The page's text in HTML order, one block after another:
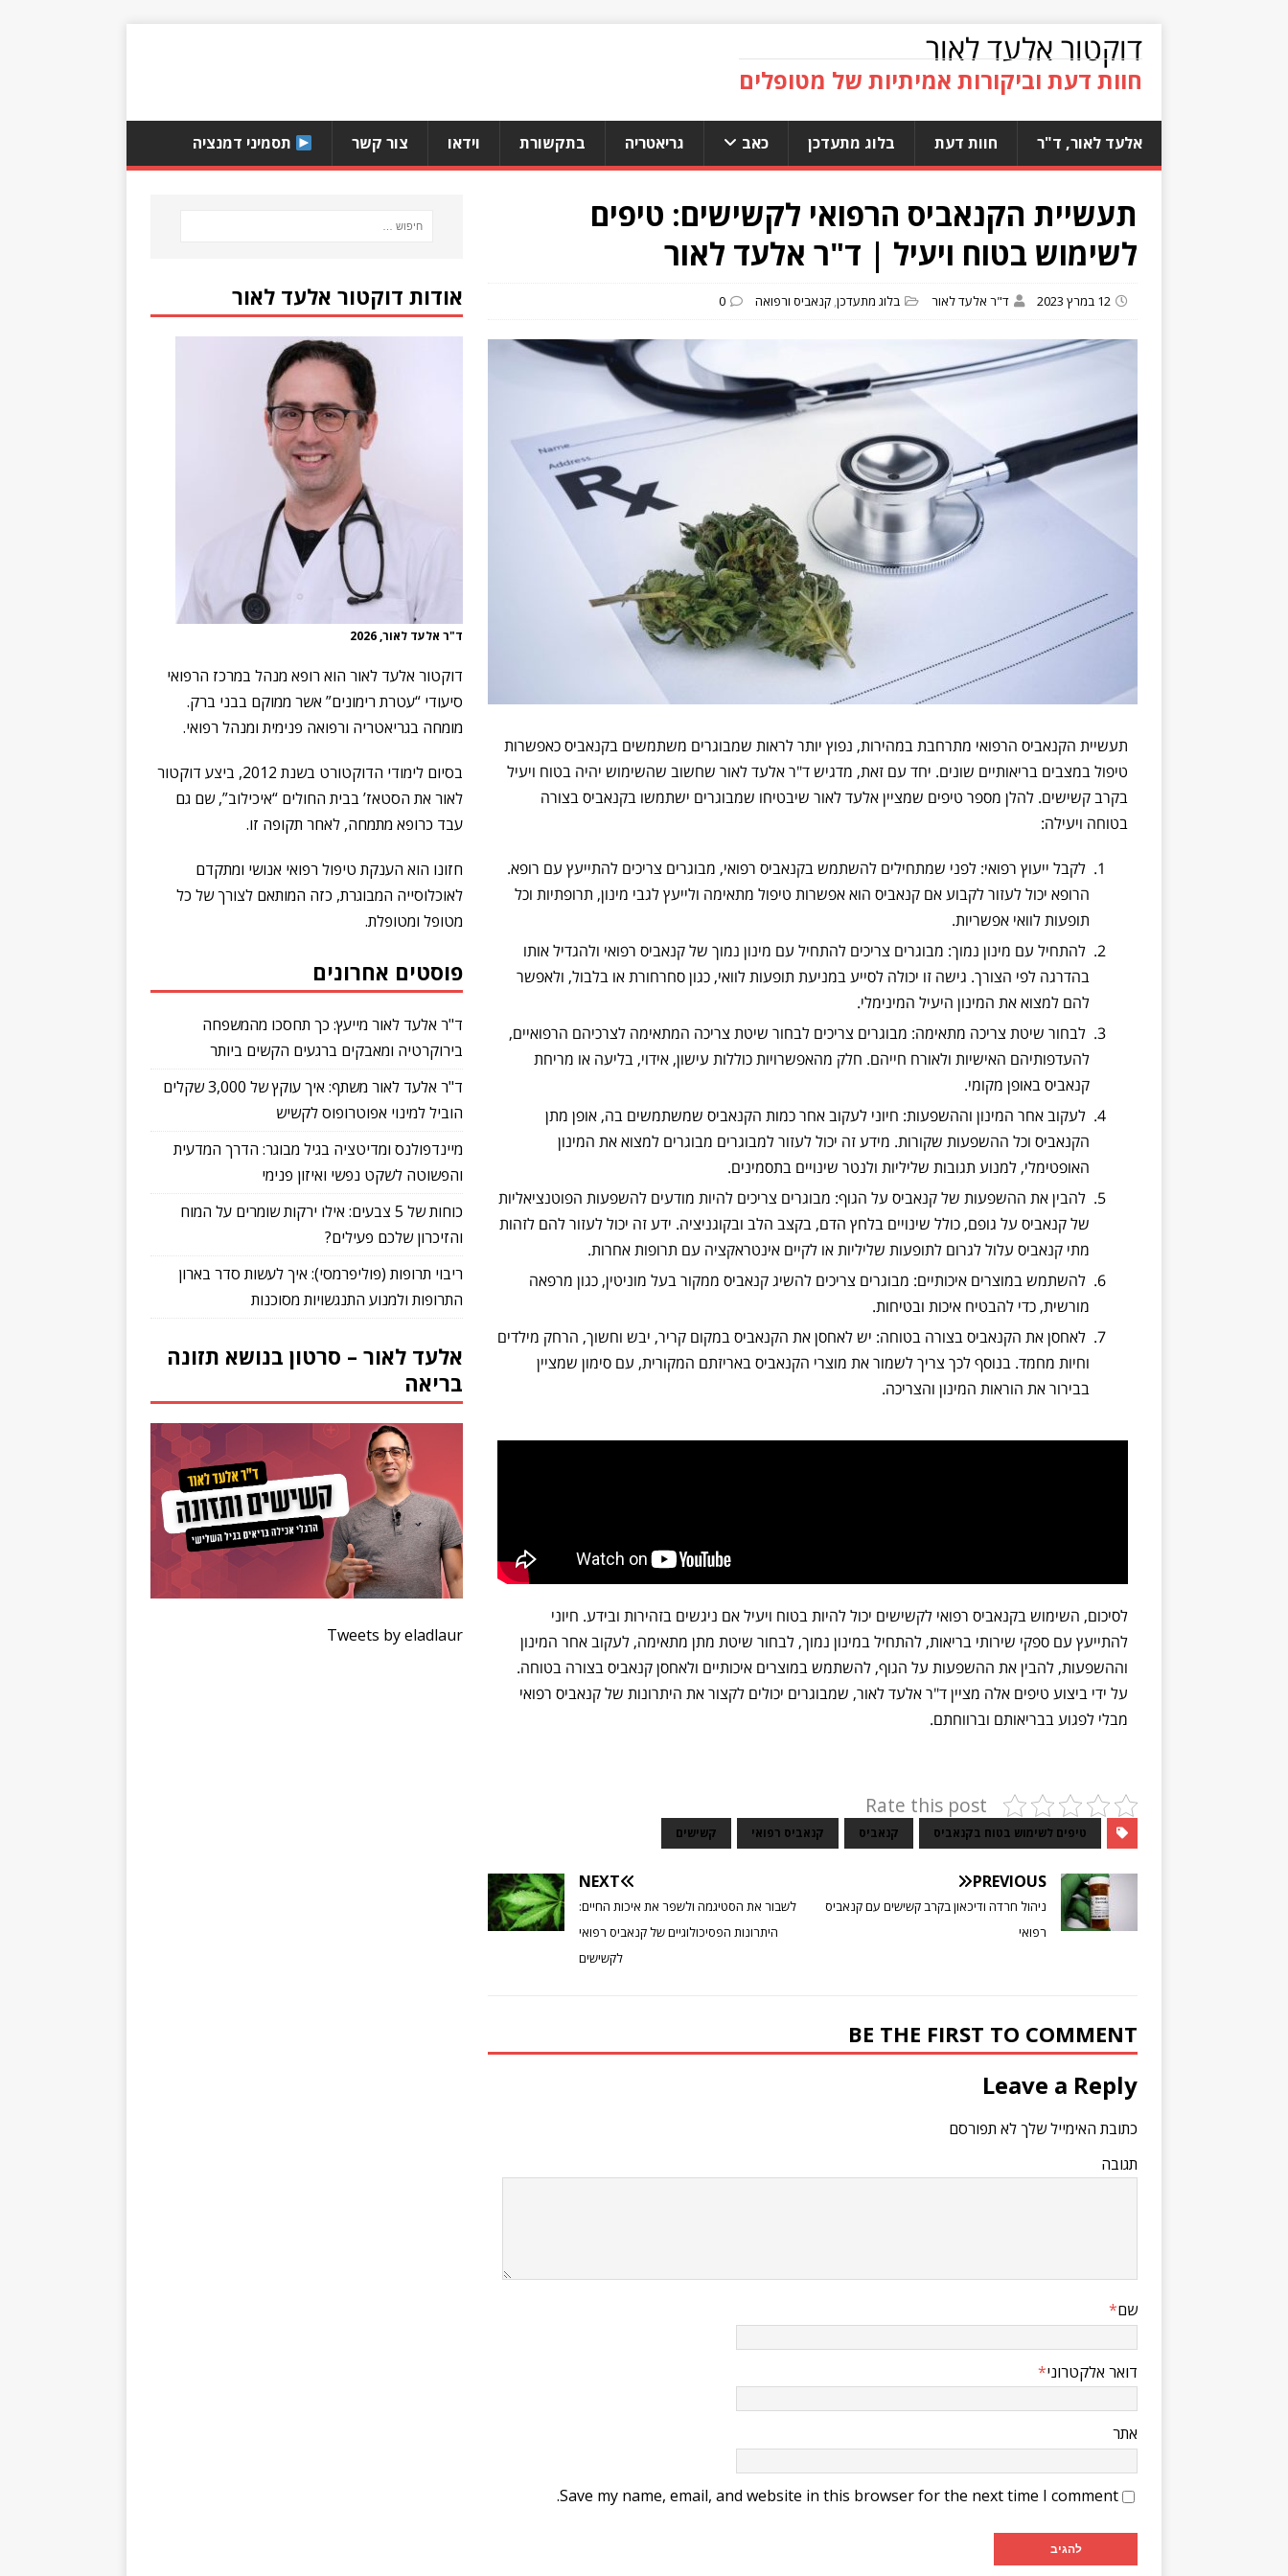
דוקטור אלעד לאור
חוות דעת וביקורות אמיתיות של מטופלים
אלעד לאור, ד"ר חוות דעת בלוג מתעדכן כאב גריאטריה בתקשורת וידאו צור קשר תסמיני דמנציה
תעשיית הקנאביס הרפואי לקשישים: טיפים
לשימוש בטוח ויעיל | ד"ר אלעד לאור
12 במרץ 2023 ד"ר אלעד לאור בלוג מתעדכן, קנאביס ורפואה 0
תעשיית הקנאביס הרפואי מתרחבת במהירות, נפוץ יותר לראות שמבוגרים משתמשים בקנאביס כאפשרות
טיפול במצבים בריאותיים שונים. יחד עם זאת, מדגיש ד"ר אלעד לאור שחשוב שהשימוש יהיה בטוח ויעיל
בקרב קשישים. להלן מספר טיפים שמציין אלעד לאור שיבטיחו שמבוגרים ישתמשו בקנאביס בצורה
בטוחה ויעילה:
לקבל ייעוץ רפואי: לפני שמתחילים להשתמש בקנאביס רפואי, מבוגרים צריכים להתייעץ עם רופא.
הרופא יכול לעזור לקבוע אם קנאביס הוא אפשרות טיפול מתאימה ולייעץ לגבי מינון, תרופתיות וכל
תופעות לוואי אפשריות.
להתחיל עם מינון נמוך: מבוגרים צריכים להתחיל עם מינון נמוך של קנאביס רפואי ולהגדיל אותו
בהדרגה לפי הצורך. גישה זו יכולה לסייע במניעת תופעות לוואי, כגון סחרחורת או בלבול, ולאפשר
להם למצוא את המינון היעיל המינימלי.
לבחור שיטת צריכה מתאימה: מבוגרים צריכים לבחור שיטת צריכה המתאימה לצרכיהם הרפואיים,
להעדפותיהם האישיות ולאורח חייהם. חלק מהאפשרויות כוללות עישון, אידוי, בליעה או מריחת
קנאביס באופן מקומי.
לעקוב אחר המינון וההשפעות: חיוני לעקוב אחר כמות הקנאביס שמשתמשים בה, אופן מתן
הקנאביס וכל ההשפעות שקורות. מידע זה יכול לעזור למבוגרים מבוגרים למצוא את המינון
האופטימלי, למנוע תגובות שליליות ולנטר שינויים בתסמינים.
להבין את ההשפעות של קנאביס על הגוף: מבוגרים צריכים להיות מודעים להשפעות הפוטנציאליות
של קנאביס על גופם, כולל שינויים בלחץ הדם, בקצב הלב ובקוגניציה. ידע זה יכול לעזור להם לזהות
מתי קנאביס עלול לגרום לתופעות שליליות או לקיים אינטראקציה עם תרופות אחרות.
להשתמש במוצרים איכותיים: מבוגרים צריכים להשיג קנאביס ממקור בעל מוניטין, כגון מרפאה
מורשית, כדי להבטיח איכות ובטיחות.
לאחסן את הקנאביס בצורה בטוחה: יש לאחסן את הקנאביס במקום קריר, יבש וחשוך, הרחק מילדים
וחיות מחמד. בנוסף לכך צריך לשמור את מוצרי הקנאביס באריזתם המקורית, עם סימון שמציין
בבירור את הוראות המינון והצריכה.
לסיכום, השימוש בקנאביס רפואי לקשישים יכול להיות בטוח ויעיל אם ניגשים בזהירות ובידע. חיוני
להתייעץ עם ספקי שירותי בריאות, להתחיל במינון נמוך, לבחור שיטת מתן מתאימה, לעקוב אחר המינון
וההשפעות, להבין את ההשפעות על הגוף, להשתמש במוצרים איכותיים ולאחסן קנאביס בצורה בטוחה.
על ידי ביצוע טיפים אלה מציין ד"ר אלעד לאור, שמבוגרים יכולים לקצור את היתרונות של קנאביס רפואי
מבלי לפגוע בבריאותם וברווחתם.
Rate this post
טיפים לשימוש בטוח בקנאביס קנאביס קנאביס רפואי קשישים
PREVIOUS
ניהול חרדה ודיכאון בקרב קשישים עם קנאביס
רפואי
NEXT
לשבור את הסטיגמה ולשפר את איכות החיים:
היתרונות הפסיכולוגיים של קנאביס רפואי
לקשישים
BE THE FIRST TO COMMENT
Leave a Reply
כתובת האימייל שלך לא תפורסם
תגובה
שם*
דואר אלקטרוני*
אתר
Save my name, email, and website in this browser for the next time I comment.
אודות דוקטור אלעד לאור
ד"ר אלעד לאור, 2026
דוקטור אלעד לאור הוא רופא מנהל במרכז הרפואי
סיעודי “עטרת רימונים” אשר ממוקם בבני ברק.
מומחה בגריאטריה ורפואה פנימית ומנהל רפואי.
בסיום לימודי הדוקטורט בשנת 2012, ביצע דוקטור
לאור את הסטאז’ בבית החולים “איכילוב”, שם גם
עבד כרופא מתמחה, לאחר תקופה זו.
חזונו הוא הענקת טיפול רפואי אנושי ומתקדם
לאוכלוסייה המבוגרת, כזה המותאם לצורך של כל
מטופל ומטופלת.
פוסטים אחרונים
ד"ר אלעד לאור מייעץ: כך תחסכו מהמשפחה
בירוקרטיה ומאבקים ברגעים הקשים ביותר
ד"ר אלעד לאור משתף: איך עוקץ של 3,000 שקלים
הוביל למינוי אפוטרופוס לקשיש
מיינדפולנס ומדיטציה בגיל מבוגר: הדרך המדעית
והפשוטה לשקט נפשי ואיזון פנימי
כוחות של 5 צבעים: אילו ירקות שומרים על המוח
והזיכרון שלכם פעילים?
ריבוי תרופות (פוליפרמסי): איך לעשות סדר בארון
התרופות ולמנוע התנגשויות מסוכנות
אלעד לאור – סרטון בנושא תזונה
בריאה
Tweets by eladlaur